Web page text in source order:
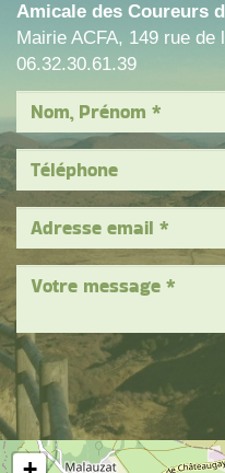
Amicale des Coureurs
Mairie ACFA, 149 rue de
06.32.30.61.39